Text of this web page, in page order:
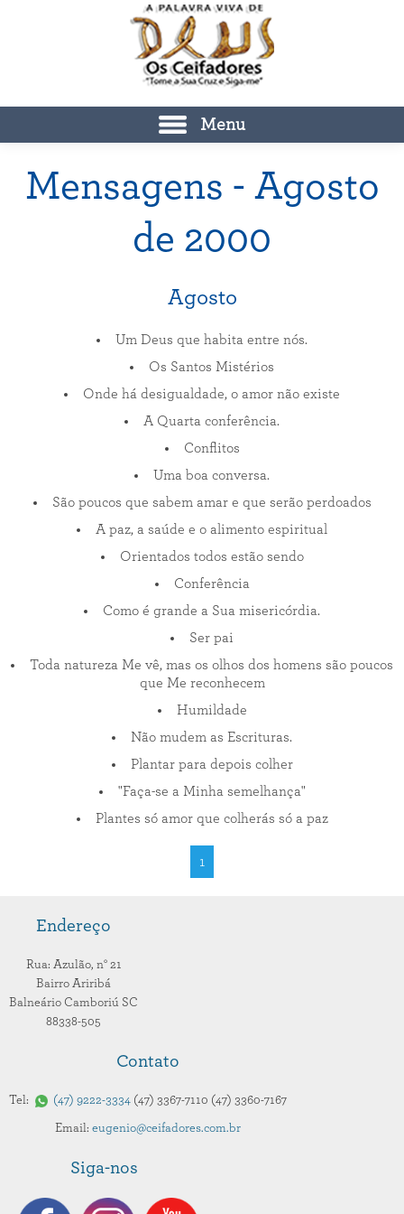
Menu
Mensagens - Agosto
de 2000
Agosto
Um Deus que habita entre nós.
Os Santos Mistérios
Onde há desigualdade, o amor não existe
A Quarta conferência.
Conflitos
Uma boa conversa.
São poucos que sabem amar e que serão perdoados
A paz, a saúde e o alimento espiritual
Orientados todos estão sendo
Conferência
Como é grande a Sua misericórdia.
Ser pai
Toda natureza Me vê, mas os olhos dos homens são poucos
que Me reconhecem
Humildade
Não mudem as Escrituras.
Plantar para depois colher
"Faça-se a Minha semelhança"
Plantes só amor que colherás só a paz
1
Endereço
Rua: Azulão, n° 21
Bairro Ariribá
Balneário Camboriú SC
88338-505
Contato
Tel: 47 9222-3334 47 3367-7110 47 3360-7167
Email: eugenio@ceifadores.com.br
Siga-nos